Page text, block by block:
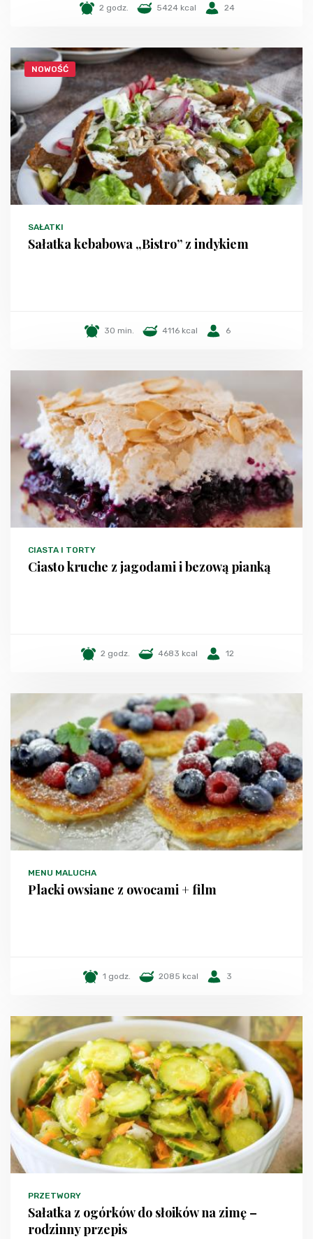
2 godz. 5424 kcal 24
NOWOŚĆ
SAŁATKI
Sałatka kebabowa „Bistro” z indykiem
30 min. 4116 kcal 6
CIASTA I TORTY
Ciasto kruche z jagodami i bezową pianką
2 godz. 4683 kcal 12
MENU MALUCHA
Placki owsiane z owocami + film
1 godz. 2085 kcal 3
PRZETWORY
Sałatka z ogórków do słoików na zimę –
rodzinny przepis